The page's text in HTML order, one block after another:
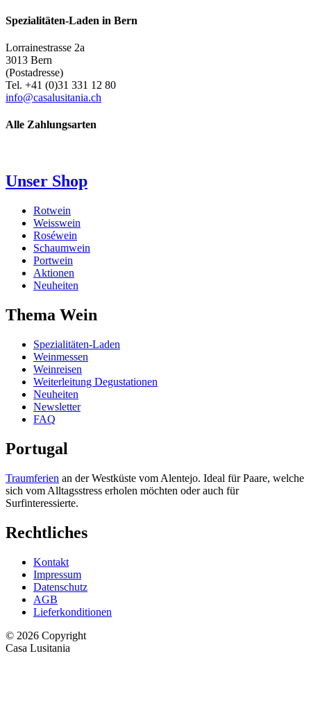
Spezialitäten-Laden in Bern
Lorrainestrasse 2a
3013 Bern
(Postadresse)
Tel. +41 (0)31 331 12 80
info@casalusitania.ch
Alle Zahlungsarten
Unser Shop
Rotwein
Weisswein
Roséwein
Schaumwein
Portwein
Aktionen
Neuheiten
Thema Wein
Spezialitäten-Laden
Weinmessen
Weinreisen
Weiterleitung Degustationen
Neuheiten
Newsletter
FAQ
Portugal
Traumferien an der Westküste vom Alentejo. Ideal für Paare, welche
sich vom Alltagsstress erholen möchten oder auch für
Surfinteressierte.
Rechtliches
Kontakt
Impressum
Datenschutz
AGB
Lieferkonditionen
© 2026 Copyright
Casa Lusitania